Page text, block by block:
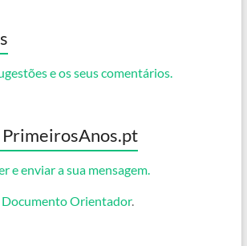
e os seus comentários.
PrimeirosAnos.pt
e enviar a sua mensagem.
Documento Orientador.